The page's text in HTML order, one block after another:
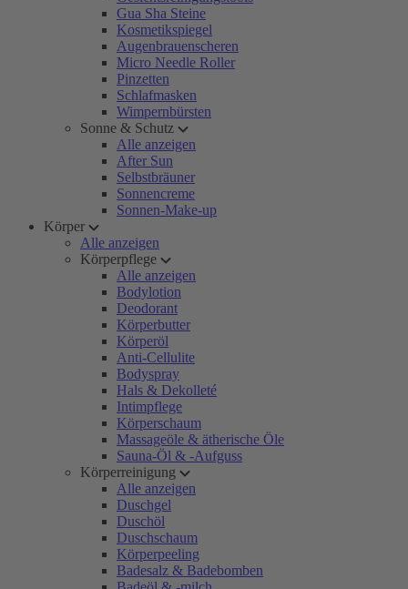
Gua Sha Steine
Kosmetikspiegel
Augenbrauenscheren
Micro Needle Roller
Pinzetten
Schlafmasken
Wimpernbürsten
Sonne & Schutz
Alle anzeigen
After Sun
Selbstbräuner
Sonnencreme
Sonnen-Make-up
Körper
Alle anzeigen
Körperpflege
Alle anzeigen
Bodylotion
Deodorant
Körperbutter
Körperöl
Anti-Cellulite
Bodyspray
Hals & Dekolleté
Intimpflege
Körperschaum
Massageöle & ätherische Öle
Sauna-Öl & -Aufguss
Körperreinigung
Alle anzeigen
Duschgel
Duschöl
Duschschaum
Körperpeeling
Badesalz & Badebomben